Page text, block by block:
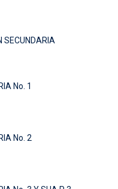
SECUNDARIA
No. 1
No. 2